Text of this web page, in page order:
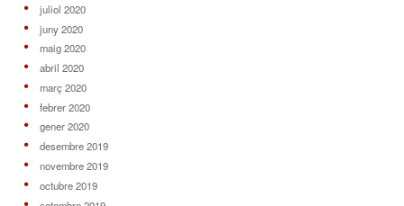
juliol 2020
juny 2020
maig 2020
abril 2020
març 2020
febrer 2020
gener 2020
desembre 2019
novembre 2019
octubre 2019